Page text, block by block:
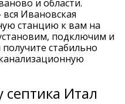
и области.
Ивановская
станцию к вам на
подключим и
стабильно
Итал